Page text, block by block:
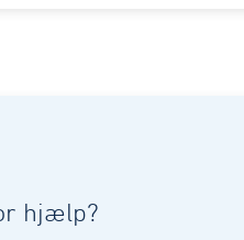
hjælp?